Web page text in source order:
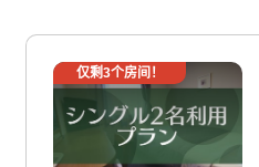
仅剩3个房间！